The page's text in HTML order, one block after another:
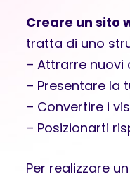
Creare un sito
tratta di uno
– Attrarre nuovi
– Presentare la
– Convertire i
– Posizionarti
Per realizzare